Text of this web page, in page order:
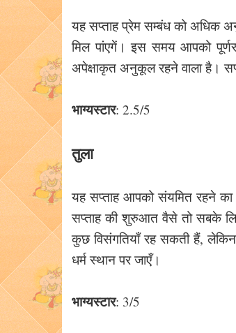
यह सप्ताह प्रेम सम्बंध को अधिक
मिल पांएगें। इस समय आपको
अपेक्षाकृत अनुकूल रहने वाला है।
भाग्यस्टार: 2.5/5
तुला
यह सप्ताह आपको संयमित रहने का
सप्ताह की शुरुआत वैसे तो सबके
कुछ विसंगतियाँ रह सकती हैं,
धर्म स्थान पर जाएँ।
भाग्यस्टार: 3/5